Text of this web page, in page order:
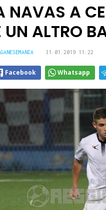
NAVAS A
ALTRO
31.01.2019 11:22
Facebook Whatsapp